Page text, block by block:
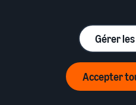
Vendre sur Amazon
Guide du débutant
Gérer
Accepter